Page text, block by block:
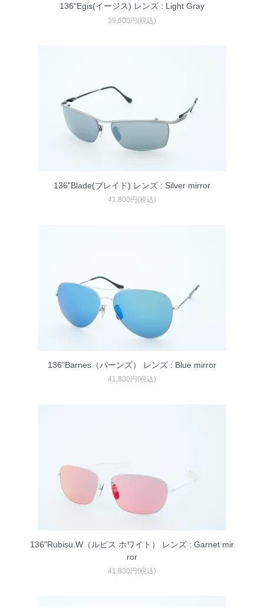
136"Egis(イージス) レンズ : Light Gray
39,600円(税込)
136"Blade(ブレイド) レンズ : Silver mirror
41,800円(税込)
136"Barnes（バーンズ） レンズ : Blue mirror
41,800円(税込)
136"Rubisu.W（ルビス ホワイト） レンズ : Garnet mir
ror
41,800円(税込)